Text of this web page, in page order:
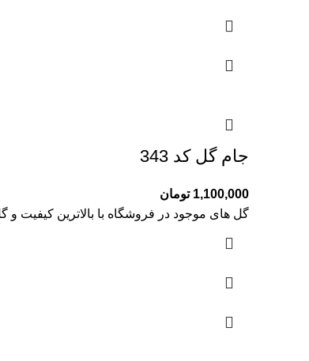
جام گل کد 343
1,100,000 تومان
گل های موجود در فروشگاه با بالاترین کیفیت